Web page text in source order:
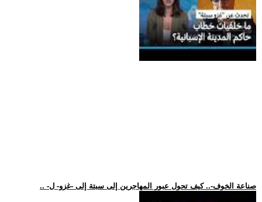
.. -صناعة الخوف-.. كيف تحول عبور المهاجرين إلى سبتة إلى -غزو- ل